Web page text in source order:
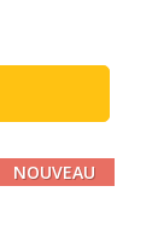
NOUVEAU